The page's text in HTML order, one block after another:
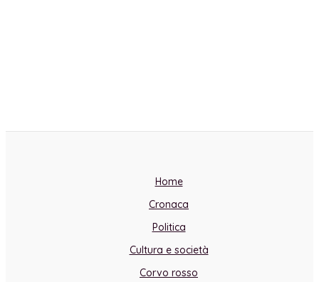
Home
Cronaca
Politica
Cultura e società
Corvo rosso